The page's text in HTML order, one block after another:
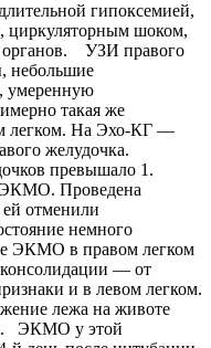
гипоксемией,
циркуляторным шоком,
органов. УЗИ правого
небольшие
умеренную
такая же
легком. На Эхо-КГ —
желудочка.
превышало 1.
ЭКМО. Проведена
ей отменили
немного
ЭКМО в правом легком
— от
и в левом легком.
лежа на животе
ЭКМО у этой